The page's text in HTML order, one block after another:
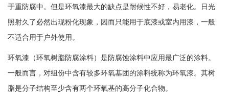
于重防腐中。但是环氧漆最大的缺点是耐候性不好，易老化。日光
照射久了必然出现粉化现象，因而只能用于底漆或室内用漆，一般
不适合用于户外使用。
环氧漆（环氧树脂防腐涂料）是防腐蚀涂料中应用最广泛的涂料。
一般而言，对组份中含有较多环氧基团的涂料统称为环氧漆。其树
脂是分子结构至少含有两个环氧基的高分子化合物。